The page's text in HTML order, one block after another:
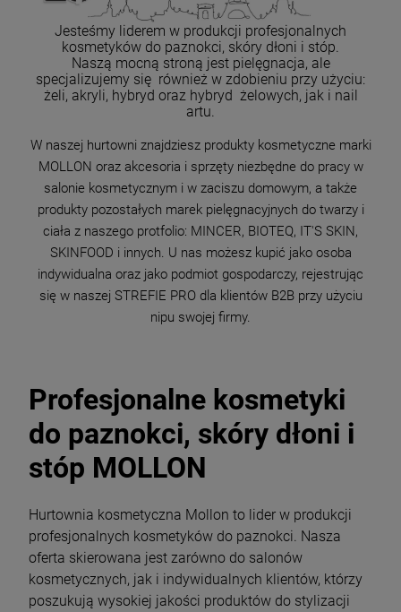
Jesteśmy liderem w produkcji profesjonalnych
kosmetyków do paznokci, skóry dłoni i stóp.
Naszą mocną stroną jest pielęgnacja, ale
specjalizujemy się również w zdobieniu przy użyciu:
żeli, akryli, hybryd oraz hybryd żelowych, jak i nail
artu.
W naszej hurtowni znajdziesz produkty kosmetyczne marki
MOLLON oraz akcesoria i sprzęty niezbędne do pracy w
salonie kosmetycznym i w zaciszu domowym, a także
produkty pozostałych marek pielęgnacyjnych do twarzy i
ciała z naszego protfolio: MINCER, BIOTEQ, IT'S SKIN,
SKINFOOD i innych. U nas możesz kupić jako osoba
indywidualna oraz jako podmiot gospodarczy, rejestrując
się w naszej STREFIE PRO dla klientów B2B przy użyciu
nipu swojej firmy.
Profesjonalne kosmetyki
do paznokci, skóry dłoni i
stóp MOLLON
Hurtownia kosmetyczna Mollon to lider w produkcji
profesjonalnych kosmetyków do paznokci. Nasza
oferta skierowana jest zarówno do salonów
kosmetycznych, jak i indywidualnych klientów, którzy
poszukują wysokiej jakości produktów do stylizacji